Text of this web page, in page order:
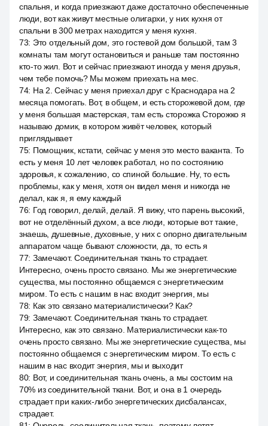
спальня, и когда приезжают даже достаточно обеспеченные
люди, вот как живут местные олигархи, у них кухня от
спальни в 300 метрах находится у меня кухня.
73: Это отдельный дом, это гостевой дом большой, там 3
комнаты там могут остановиться и раньше там постоянно
кто-то жил. Вот и сейчас приезжают иногда у меня друзья,
чем тебе помочь? Мы можем приехать на мес.
74: На 2. Сейчас у меня приехал друг с Краснодара на 2
месяца помогать. Вот, в общем, и есть сторожевой дом, где
у меня большая мастерская, там есть сторожка Сторожко я
называю домик, в котором живёт человек, который
приглядывает
75: Помощник, кстати, сейчас у меня это место ваканта. То
есть у меня 10 лет человек работал, но по состоянию
здоровья, к сожалению, со спиной большие. Ну, то есть
проблемы, как у меня, хотя он видел меня и никогда не
делал, как я, я ему каждый
76: Год говорил, делай, делай. Я вижу, что парень высокий,
вот не отделённый духом, а все люди, которые вот такие,
знаешь, душевные, духовные, у них с опорно двигательным
аппаратом чаще бывают сложности, да, то есть я
77: Замечают. Соединительная ткань то страдает.
Интересно, очень просто связано. Мы же энергетические
существа, мы постоянно общаемся с энергетическим
миром. То есть с нашим в нас входит энергия, мы
78: Как это связано материалистически? Как?
79: Замечают. Соединительная ткань то страдает.
Интересно, как это связано. Материалистически как-то
очень просто связано. Мы же энергетические существа, мы
постоянно общаемся с энергетическим миром. То есть с
нашим в нас входит энергия, мы и выходит
80: Вот, и соединительная ткань очень, а мы состоим на
70% из соединительной ткани. Вот, и она в 1 очередь
страдает при каких-либо энергетических дисбалансах,
страдает.